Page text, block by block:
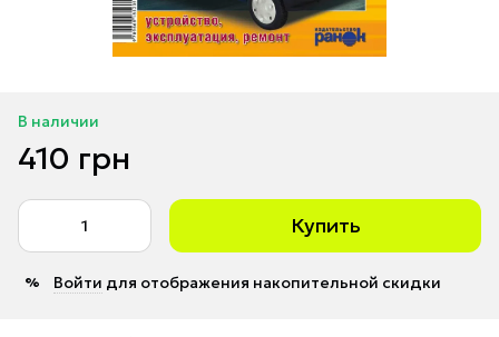
В наличии
410 грн
Купить
% Войти для отображения накопительной скидки